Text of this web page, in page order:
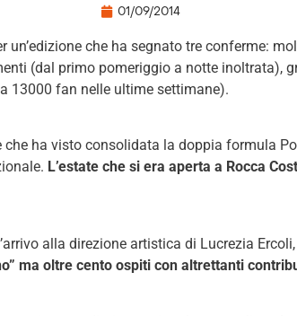
01/09/2014
che ha segnato tre conferme:
(dal primo pomeriggio a notte inoltrata),
13000 fan nelle ultime settimane).
che ha visto consolidata la doppia formula
L’estate che si era aperta a Rocca
alla direzione artistica di Lucrezia Ercoli,
ma oltre cento ospiti con altrettanti